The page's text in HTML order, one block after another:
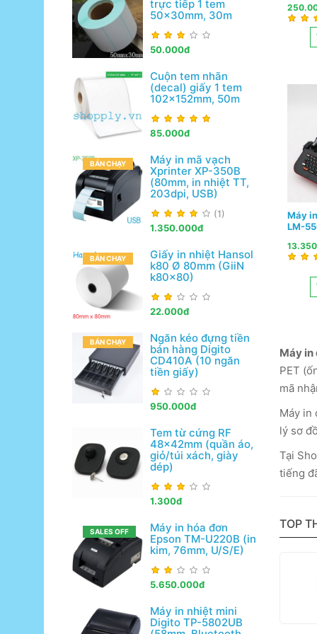
trực tiếp 1 tem
50x30mm, 30m
50.000đ
Cuộn tem nhãn
(decal) giấy 1 tem
102x152mm, 50m
85.000đ
BÁN CHẠY
Máy in mã vạch
Xprinter XP-350B
(80mm, in nhiệt TT,
203dpi, USB)
(1)
1.350.000đ
BÁN CHẠY
Giấy in nhiệt Hansol
k80 Ø 80mm (GiiN
k80x80)
22.000đ
BÁN CHẠY
Ngăn kéo đựng tiền
bán hàng Digito
CD410A (10 ngăn
tiền giấy)
950.000đ
Tem từ cứng RF
48x42mm (quần áo,
giỏ/túi xách, giày
dép)
1.300đ
SALES OFF
Máy in hóa đơn
Epson TM-U220B (in
kim, 76mm, U/S/E)
5.650.000đ
Máy in nhiệt mini
Digito TP-5802UB
Máy
LM-
Máy in
PET
mã
Máy in
lý sơ
Tại
tiếng
TOP